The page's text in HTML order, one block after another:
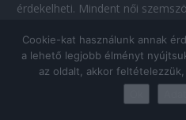
érdekelheti. Mindent női
© Copyright 2026 -
Cookie-kat használunk annak
a lehető legjobb élményt
az oldalt, akkor